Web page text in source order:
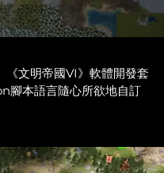
文明帝國VI》軟體開發套
腳本語言隨心所欲地自訂